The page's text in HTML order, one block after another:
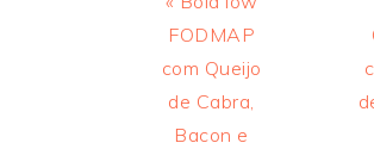
Post:
FODMAP
com Queijo
de Cabra,
Bacon e